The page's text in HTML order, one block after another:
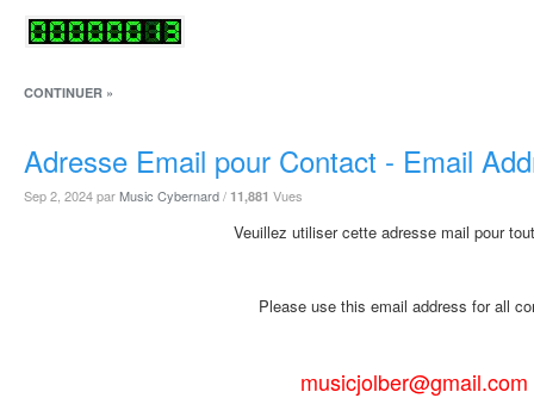
CONTINUER »
Adresse Email pour Contact - Email
Sep 2, 2024parMusic Cybernard/ 11,881 Vues
Veuillez utiliser cette adresse mail pour
Please use this email address for all
musicjolber@gmail.com